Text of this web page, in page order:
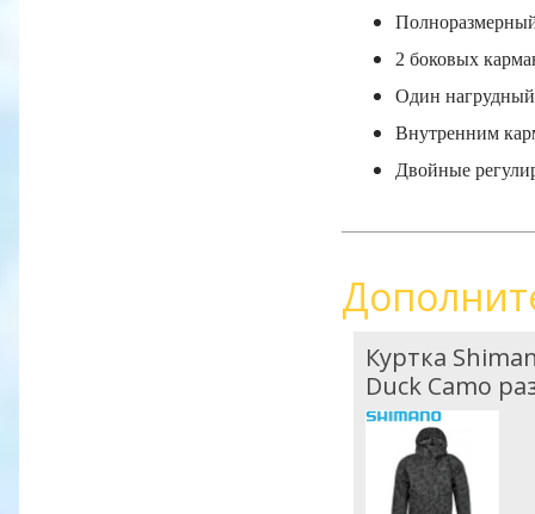
2 боковых
Один
Внутренним
Двойные
Куртка
Duck Camo